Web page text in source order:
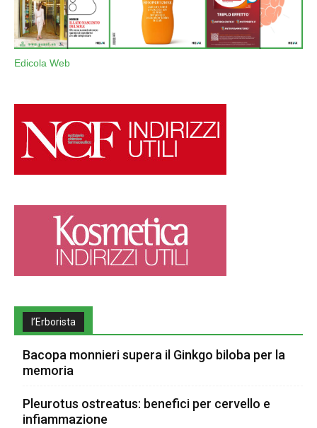
Edicola Web
l’Erborista
Bacopa monnieri supera il Ginkgo biloba per la
memoria
Pleurotus ostreatus: benefici per cervello e
infiammazione